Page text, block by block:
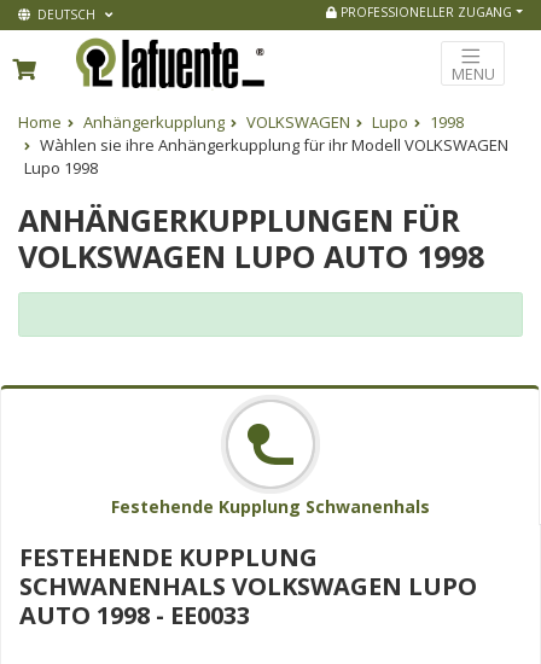
DEUTSCH PROFESSIONELLER ZUGANG
MENU
Home Anhängerkupplung VOLKSWAGEN Lupo
1998
Wàhlen sie ihre Anhängerkupplung für ihr Modell VOLKSWAGEN
Lupo 1998
ANHÄNGERKUPPLUNGEN FÜR
VOLKSWAGEN LUPO AUTO 1998
Festehende Kupplung Schwanenhals
FESTEHENDE KUPPLUNG
SCHWANENHALS VOLKSWAGEN LUPO
AUTO 1998 - EE0033